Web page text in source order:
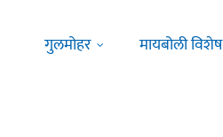
गुलमोहर मायबोली विशेष